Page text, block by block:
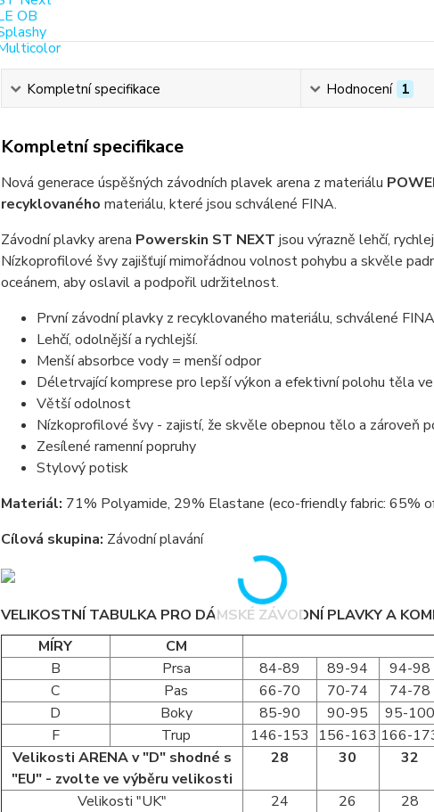
Kompletní specifikace Hodnocení 1
Kompletní specifikace
Nová generace úspěšných závodních plavek arena z materiálu
recyklovaného materiálu, které jsou schválené FINA.
Závodní plavky arena Powerskin ST NEXT jsou výrazně lehčí,
Nízkoprofilové švy zajišťují mimořádnou volnost pohybu a skvěle
oceánem, aby oslavil a podpořil udržitelnost.
První závodní plavky z recyklovaného materiálu, schválené
Lehčí, odolnější a rychlejší.
Menší absorbce vody = menší odpor
Déletrvající komprese pro lepší výkon a efektivní polohu těla
Větší odolnost
Nízkoprofilové švy - zajistí, že skvěle obepnou tělo a zároveň
Zesílené ramenní popruhy
Stylový potisk
Materiál: 71% Polyamide, 29% Elastane (eco-friendly fabric: 65%
Cílová skupina: Závodní plavání
VELIKOSTNÍ TABULKA PRO DÁMSKÉ ZÁVODNÍ PLAVKY A
MÍRY
CM
B
Prsa 84-89 89-94 94-98
C
Pas 66-70 70-74 74-78
D
Boky 85-90 90-95 95-100
F
Trup 146-153 156-163 166-
Velikosti ARENA v "D" shodné s
"EU" - zvolte ve výběru velikosti
28 30 32
Velikosti "UK" 24 26 28